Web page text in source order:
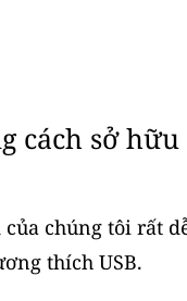
cách sở
chúng tôi rất
thích USB.